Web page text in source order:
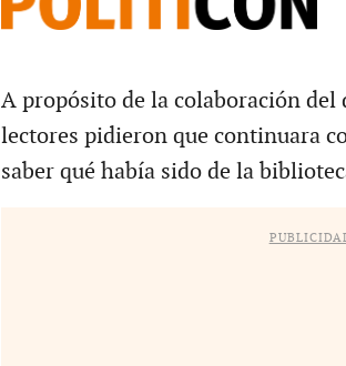
A propósito de la colaboración del
lectores pidieron que continuara
saber qué había sido de la